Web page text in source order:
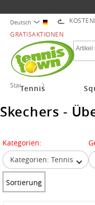
Deutsch
GRATISAKTIONEN
Tennis
Startseite
Skechers -
Kategorien:
Kategorien: Tennis
Sortierung